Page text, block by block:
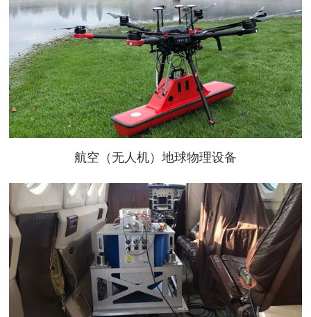
航空（无人机）地球物理设备